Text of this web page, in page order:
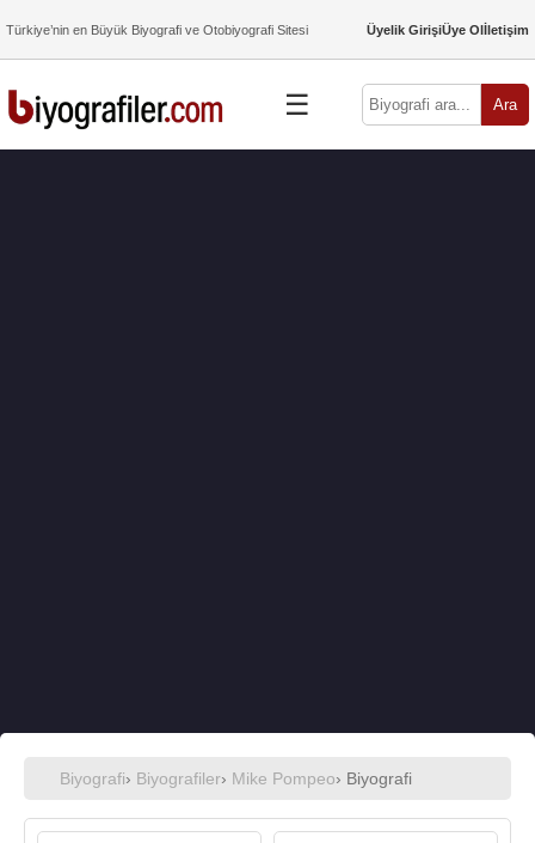
Türkiye’nin en Büyük Biyografi ve Otobiyografi Sitesi Üyelik GirişiÜye Olİletişim
☰ Ara
Biyografi› Biyografiler› Mike Pompeo› Biyografi